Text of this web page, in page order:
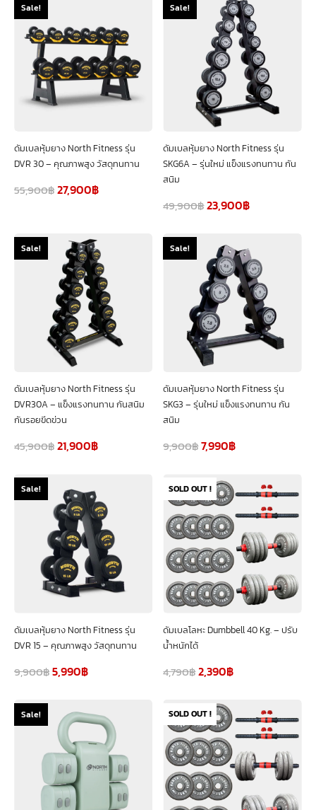
Sale!
ดัมเบลหุ้มยาง North Fitness รุ่น
DVR 30 – คุณภาพสูง วัสดุทนทาน
55,900฿27,900฿
Sale!
ดัมเบลหุ้มยาง North Fitness รุ่น
SKG6A – รุ่นใหม่ แข็งแรงทนทาน กัน
สนิม
49,900฿23,900฿
Sale!
ดัมเบลหุ้มยาง North Fitness รุ่น
DVR30A – แข็งแรงทนทาน กันสนิม
กันรอยขีดข่วน
45,900฿21,900฿
Sale!
ดัมเบลหุ้มยาง North Fitness รุ่น
SKG3 – รุ่นใหม่ แข็งแรงทนทาน กัน
สนิม
9,900฿7,990฿
Sale!
ดัมเบลหุ้มยาง North Fitness รุ่น
DVR 15 – คุณภาพสูง วัสดุทนทาน
9,900฿5,990฿
SOLD OUT !
ดัมเบลโลหะ Dumbbell 40 Kg. – ปรับ
น้ำหนักได้
4,790฿2,390฿
Sale! SOLD OUT !